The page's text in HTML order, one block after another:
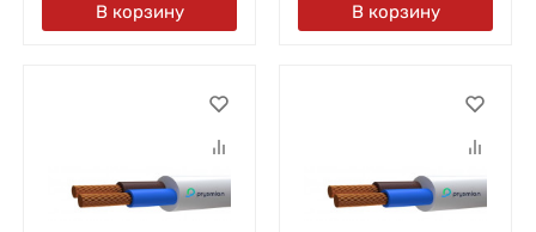
В корзину В корзину